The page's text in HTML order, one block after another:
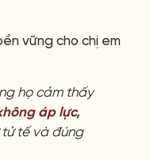
vững cho chị em
họ cảm thấy
áp lực,
tử tế và đúng